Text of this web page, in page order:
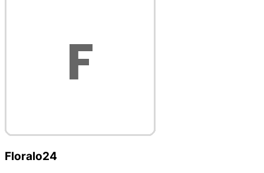
Floralo24